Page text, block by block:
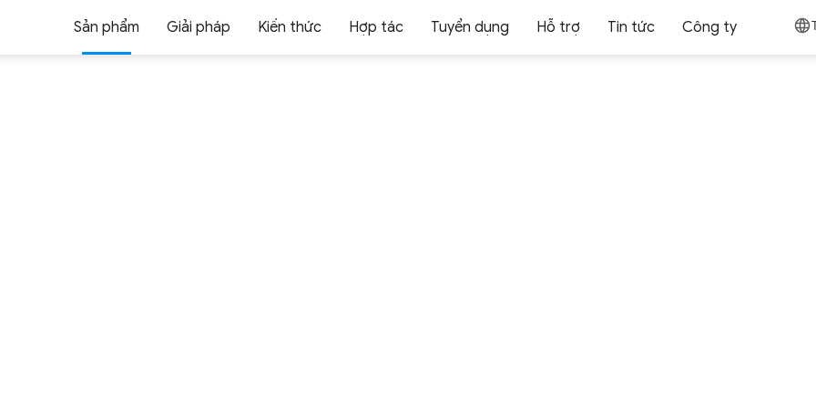
Sản phẩm Giải pháp Kiến thức Hợp tác Tuyển dụng Hỗ trợ Tin tức Công ty